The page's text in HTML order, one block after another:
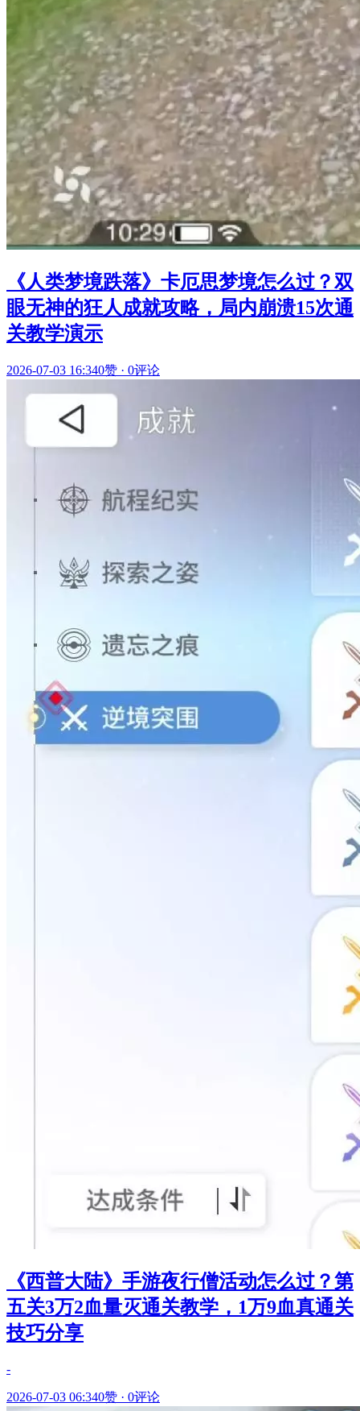
《人类梦境跌落》卡厄思梦境怎么过？双
眼无神的狂人成就攻略，局内崩溃15次通
关教学演示
2026-07-03 16:340赞 · 0评论
《西普大陆》手游夜行僧活动怎么过？第
五关3万2血量灭通关教学，1万9血真通关
技巧分享
-
2026-07-03 06:340赞 · 0评论